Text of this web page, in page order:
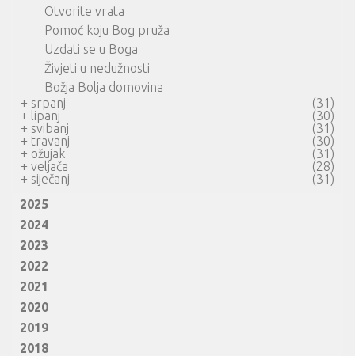
Otvorite vrata
Pomoć koju Bog pruža
Uzdati se u Boga
Živjeti u nedužnosti
Božja Bolja domovina
+ srpanj
(31)
+ lipanj
(30)
+ svibanj
(31)
+ travanj
(30)
+ ožujak
(31)
+ veljača
(28)
+ siječanj
(31)
2025
2024
2023
2022
2021
2020
2019
2018